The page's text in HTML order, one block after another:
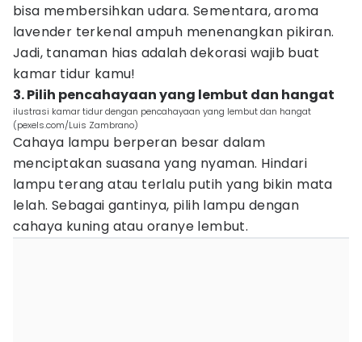
bisa membersihkan udara. Sementara, aroma
lavender terkenal ampuh menenangkan pikiran.
Jadi, tanaman hias adalah dekorasi wajib buat
kamar tidur kamu!
3. Pilih pencahayaan yang lembut dan hangat
ilustrasi kamar tidur dengan pencahayaan yang lembut dan hangat
(pexels.com/Luis Zambrano)
Cahaya lampu berperan besar dalam
menciptakan suasana yang nyaman. Hindari
lampu terang atau terlalu putih yang bikin mata
lelah. Sebagai gantinya, pilih lampu dengan
cahaya kuning atau oranye lembut.